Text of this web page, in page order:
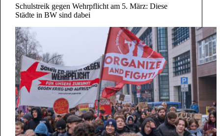
Schulstreik gegen Wehrpflicht am 5. März: Diese
Städte in BW sind dabei